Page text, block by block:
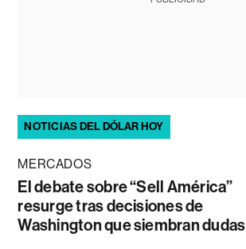
NOTICIAS DEL DÓLAR HOY
MERCADOS
El debate sobre “Sell América”
resurge tras decisiones de
Washington que siembran dudas